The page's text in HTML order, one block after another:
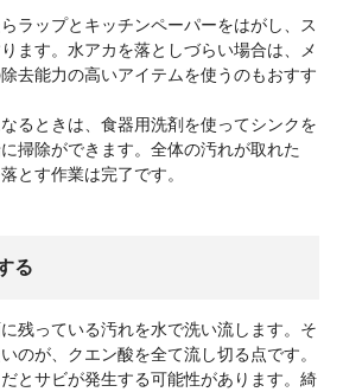
ラップとキッチンペーパーをはがし、ス
ます。水アカを落としづらい場合は、メ
去能力の高いアイテムを使うのもおすす
るときは、食器用洗剤を使ってシンクを
掃除ができます。全体の汚れが取れた
とす作業は完了です。
る
残っている汚れを水で洗い流します。そ
のが、クエン酸を全て流し切る点です。
とサビが発生する可能性があります。綺